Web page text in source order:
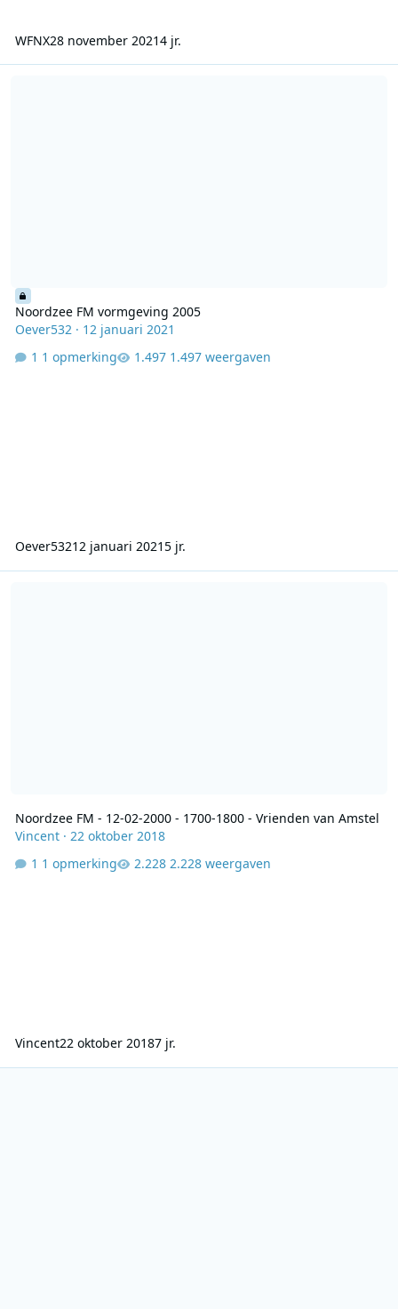
WFNX28 november 20214 jr.
Noordzee FM vormgeving 2005
Oever532· 12 januari 2021
1 opmerking
1.497 weergaven
Oever53212 januari 20215 jr.
Noordzee FM - 12-02-2000 - 1700-1800 - Vrienden van Amstel
Vincent· 22 oktober 2018
1 opmerking
2.228 weergaven
Vincent22 oktober 20187 jr.